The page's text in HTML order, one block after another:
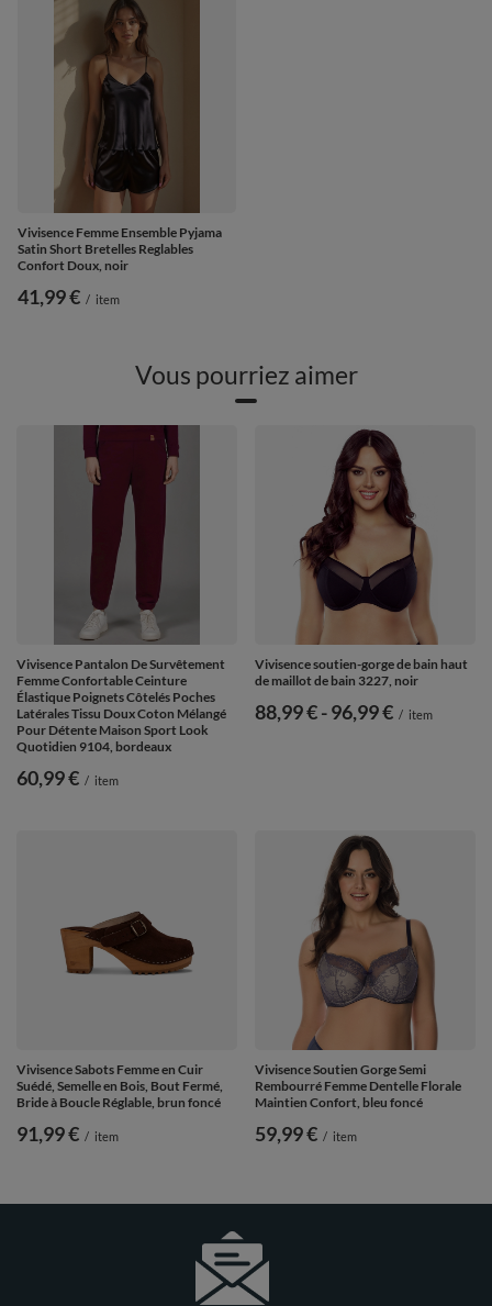
Vivisence Femme Ensemble Pyjama
Satin Short Bretelles Reglables
Confort Doux, noir
41,99 € / item
Vous pourriez aimer
Vivisence Pantalon De Survêtement
Femme Confortable Ceinture
Élastique Poignets Côtelés Poches
Latérales Tissu Doux Coton Mélangé
Pour Détente Maison Sport Look
Quotidien 9104, bordeaux
60,99 € / item
Vivisence soutien-gorge de bain haut
de maillot de bain 3227, noir
de
88,99 €-vers le bas
96,99 € / item
Vivisence Sabots Femme en Cuir
Suédé, Semelle en Bois, Bout Fermé,
Bride à Boucle Réglable, brun foncé
91,99 € / item
Vivisence Soutien Gorge Semi
Rembourré Femme Dentelle Florale
Maintien Confort, bleu foncé
59,99 € / item